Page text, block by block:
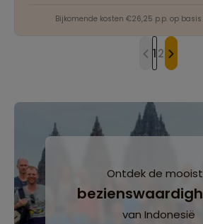
Bijkomende kosten €26,25 p.p. op
12
Ontdek de
van Indonesië